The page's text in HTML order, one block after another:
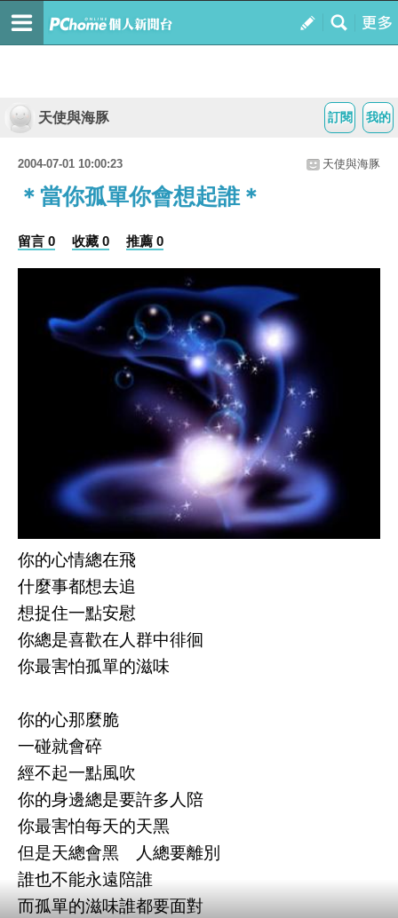
我的
訂閱
天使與海豚
2004-07-01 10:00:23 天使與海豚
＊當你孤單你會想起誰＊
留言 0 收藏 0 推薦 0
你的心情總在飛
什麼事都想去追
想捉住一點安慰
你總是喜歡在人群中徘徊
你最害怕孤單的滋味
你的心那麼脆
一碰就會碎
經不起一點風吹
你的身邊總是要許多人陪
你最害怕每天的天黑
但是天總會黑 人總要離別
誰也不能永遠陪誰
而孤單的滋味誰都要面對